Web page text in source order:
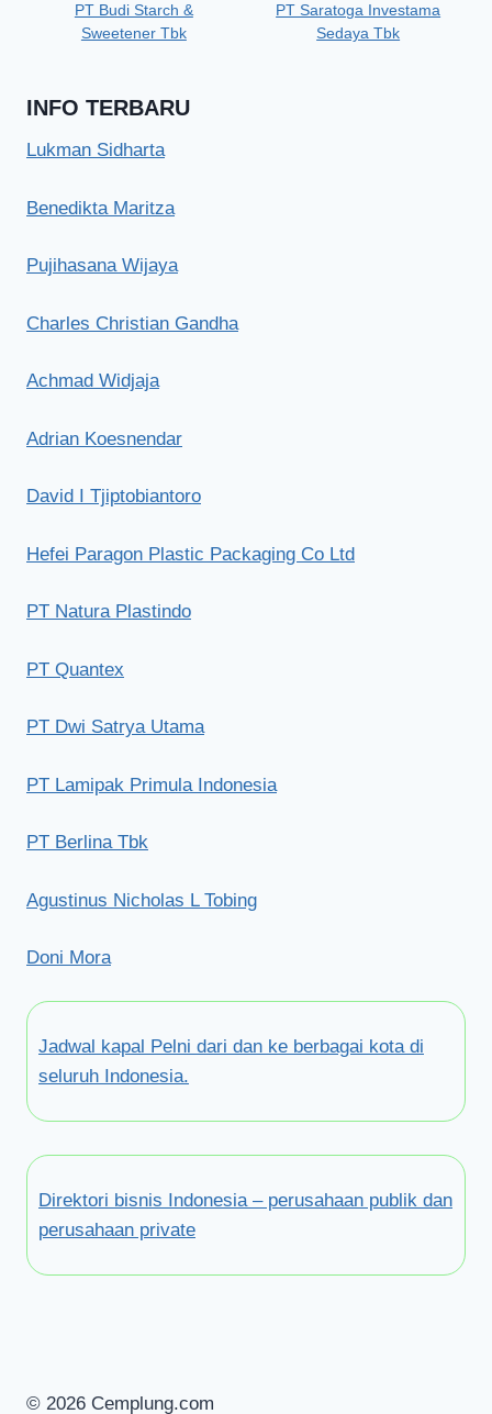
PT Budi Starch &
Sweetener Tbk
PT Saratoga Investama
Sedaya Tbk
INFO TERBARU
Lukman Sidharta
Benedikta Maritza
Pujihasana Wijaya
Charles Christian Gandha
Achmad Widjaja
Adrian Koesnendar
David I Tjiptobiantoro
Hefei Paragon Plastic Packaging Co Ltd
PT Natura Plastindo
PT Quantex
PT Dwi Satrya Utama
PT Lamipak Primula Indonesia
PT Berlina Tbk
Agustinus Nicholas L Tobing
Doni Mora
Jadwal kapal Pelni dari dan ke berbagai kota di
seluruh Indonesia.
Direktori bisnis Indonesia – perusahaan publik dan
perusahaan private
© 2026 Cemplung.com